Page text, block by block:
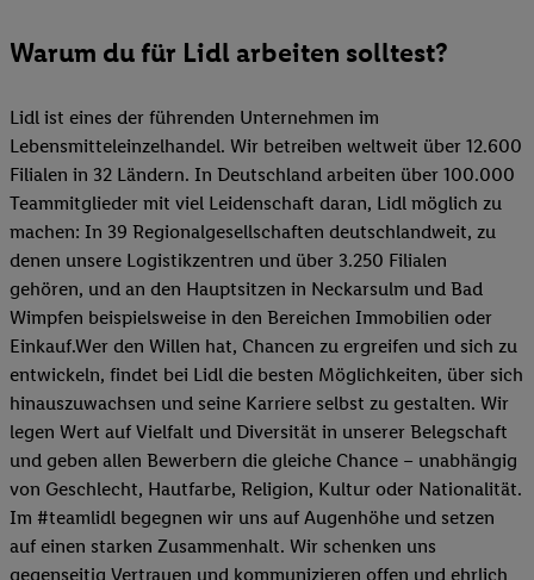
Warum du für Lidl arbeiten solltest?
Lidl ist eines der führenden Unternehmen im
Lebensmitteleinzelhandel. Wir betreiben weltweit über 12.600
Filialen in 32 Ländern. In Deutschland arbeiten über 100.000
Teammitglieder mit viel Leidenschaft daran, Lidl möglich zu
machen: In 39 Regionalgesellschaften deutschlandweit, zu
denen unsere Logistikzentren und über 3.250 Filialen
gehören, und an den Hauptsitzen in Neckarsulm und Bad
Wimpfen beispielsweise in den Bereichen Immobilien oder
Einkauf.Wer den Willen hat, Chancen zu ergreifen und sich zu
entwickeln, findet bei Lidl die besten Möglichkeiten, über sich
hinauszuwachsen und seine Karriere selbst zu gestalten. Wir
legen Wert auf Vielfalt und Diversität in unserer Belegschaft
und geben allen Bewerbern die gleiche Chance – unabhängig
von Geschlecht, Hautfarbe, Religion, Kultur oder Nationalität.
Im #teamlidl begegnen wir uns auf Augenhöhe und setzen
auf einen starken Zusammenhalt. Wir schenken uns
gegenseitig Vertrauen und kommunizieren offen und ehrlich